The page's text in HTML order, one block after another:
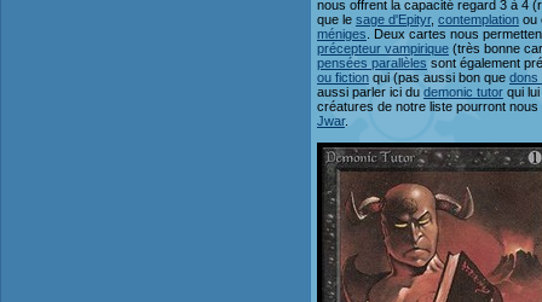
nous offrent la capacité regard 3 à 4
que le sage d'Epityr, contemplation ou
méniges . Deux cartes nous
précepteur vampirique (très bonne
pensées parallèles sont également
ou fiction qui (pas aussi bon que dons
aussi parler ici du demonic tutor qui
créatures de notre liste pourront
Jwar.